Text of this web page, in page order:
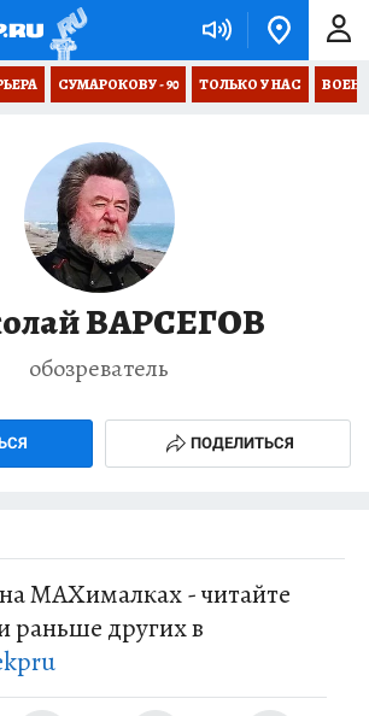
СУМАРОКОВУ - 90 ТОЛЬКО У НАС
ВАРСЕГОВ
обозреватель
ПОДЕЛИТЬСЯ
MAXималках - читайте
раньше других в